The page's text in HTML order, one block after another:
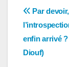
de
l’article
Par
enfin arrivé
Diouf)